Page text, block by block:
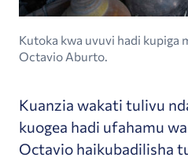
Kutoka kwa uvuvi hadi kupiga
Octavio Aburto.
Kuanzia wakati tulivu
kuogea hadi ufahamu
Octavio haikubadilisha